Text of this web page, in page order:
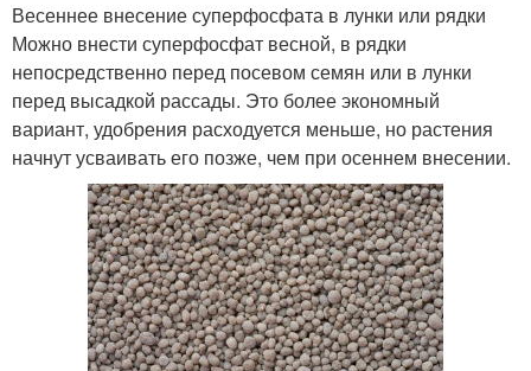
Суперфосфат для
перца
Весеннее внесение суперфосфата в лунки или рядки
Можно внести суперфосфат весной, в рядки
непосредственно перед посевом семян или в лунки
перед высадкой рассады. Это более экономный
вариант, удобрения расходуется меньше, но растения
начнут усваивать его позже, чем при осеннем внесении.